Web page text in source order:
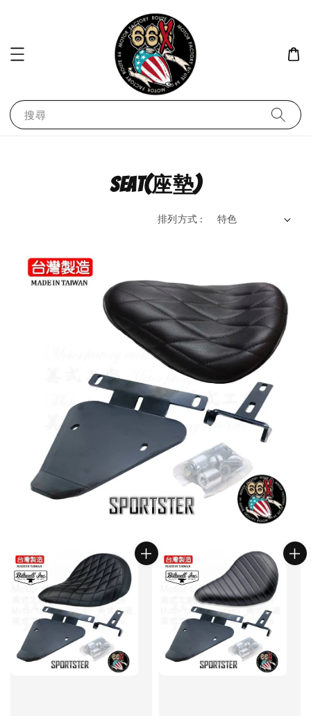
搜尋
seat(座墊)
排列方式 :
are viewing